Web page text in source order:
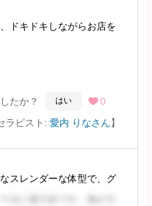
会員登録
ドキドキしながらお店を
も、媚びた様子がなく好
記載されている155cmく
会員登録
たか？ はい  0
ラピスト: 愛内 りなさん】
スレンダーな体型で、グ
分に魅力的です。胸が大